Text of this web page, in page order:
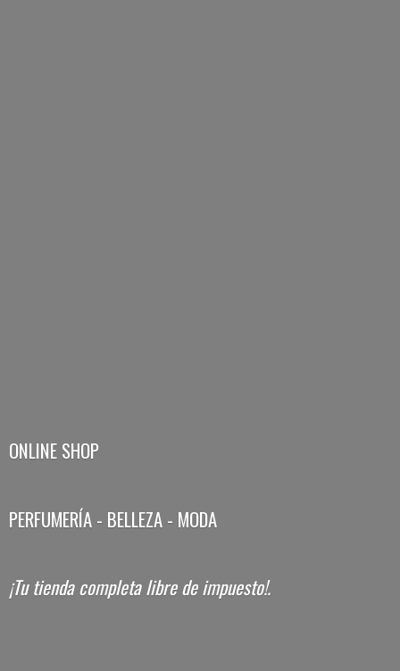
ONLINE SHOP
PERFUMERÍA - BELLEZA - MODA
¡Tu tienda completa librede impuesto!.